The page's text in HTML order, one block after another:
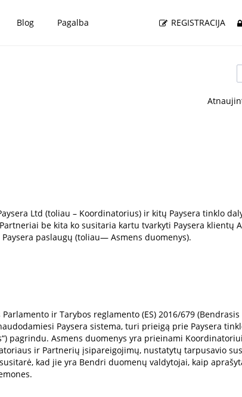
Blog Pagalba REGISTRACIJA
Ltd (toliau – Koordinatorius) ir kitų Paysera tinklo
be kita ko susitaria kartu tvarkyti Paysera klientų
paslaugų (toliau— Asmens duomenys).
ir Tarybos reglamento (ES) 2016/679
Paysera sistema, turi prieigą prie Paysera
pagrindu. Asmens duomenys yra prieinami
ir Partnerių įsipareigojimų, nustatytų tarpusavio
kad jie yra Bendri duomenų valdytojai, kaip